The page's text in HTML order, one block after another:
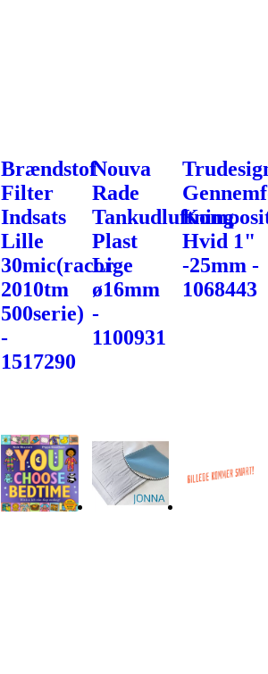
Brændstof
Filter
Indsats
Lille
30mic(racor
2010tm
500serie)
-
1517290
Nouva
Rade
Tankudluftning
Plast
Lige
ø16mm
-
1100931
Hvid 1"
-25mm -
1068443